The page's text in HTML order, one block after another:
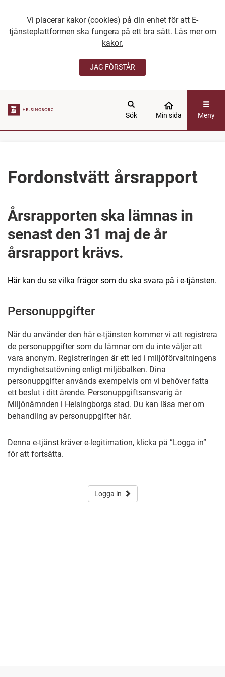
Vi placerar kakor (cookies) på din enhet för att E-
tjänsteplattformen ska fungera på ett bra sätt. Läs mer om
kakor.
JAG FÖRSTÅR
GÅ DIREKT TILL
Sök Min sida Meny
Fordonstvätt årsrapport
Årsrapporten ska lämnas in
senast den 31 maj de år
årsrapport krävs.
Här kan du se vilka frågor som du ska svara på i e-tjänsten.
Personuppgifter
När du använder den här e-tjänsten kommer vi att registrera
de personuppgifter som du lämnar om du inte väljer att
vara anonym. Registreringen är ett led i miljöförvaltningens
myndighetsutövning enligt miljöbalken. Dina
personuppgifter används exempelvis om vi behöver fatta
ett beslut i ditt ärende. Personuppgiftsansvarig är
Miljönämnden i Helsingborgs stad. Du kan läsa mer om
behandling av personuppgifter här.
Denna e-tjänst kräver e-legitimation, klicka på ”Logga in”
för att fortsätta.
Logga in